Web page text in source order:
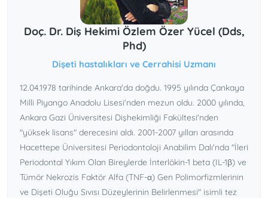
Doç. Dr. Diş Hekimi Özlem Özer Yücel (Dds,
Phd)
Dişeti hastalıkları ve Cerrahisi Uzmanı
12.04.1978 tarihinde Ankara'da doğdu. 1995 yılında Çankaya
Milli Piyango Anadolu Lisesi'nden mezun oldu. 2000 yılında,
Ankara Gazi Üniversitesi Dişhekimliği Fakültesi'nden
"yüksek lisans" derecesini aldı. 2001-2007 yılları arasında
Hacettepe Üniversitesi Periodontoloji Anabilim Dalı'nda "İleri
Periodontal Yıkım Olan Bireylerde İnterlökin-1 beta (IL-1β) ve
Tümör Nekrozis Faktör Alfa (TNF-α) Gen Polimorfizmlerinin
ve Dişeti Oluğu Sıvısı Düzeylerinin Belirlenmesi" isimli tez